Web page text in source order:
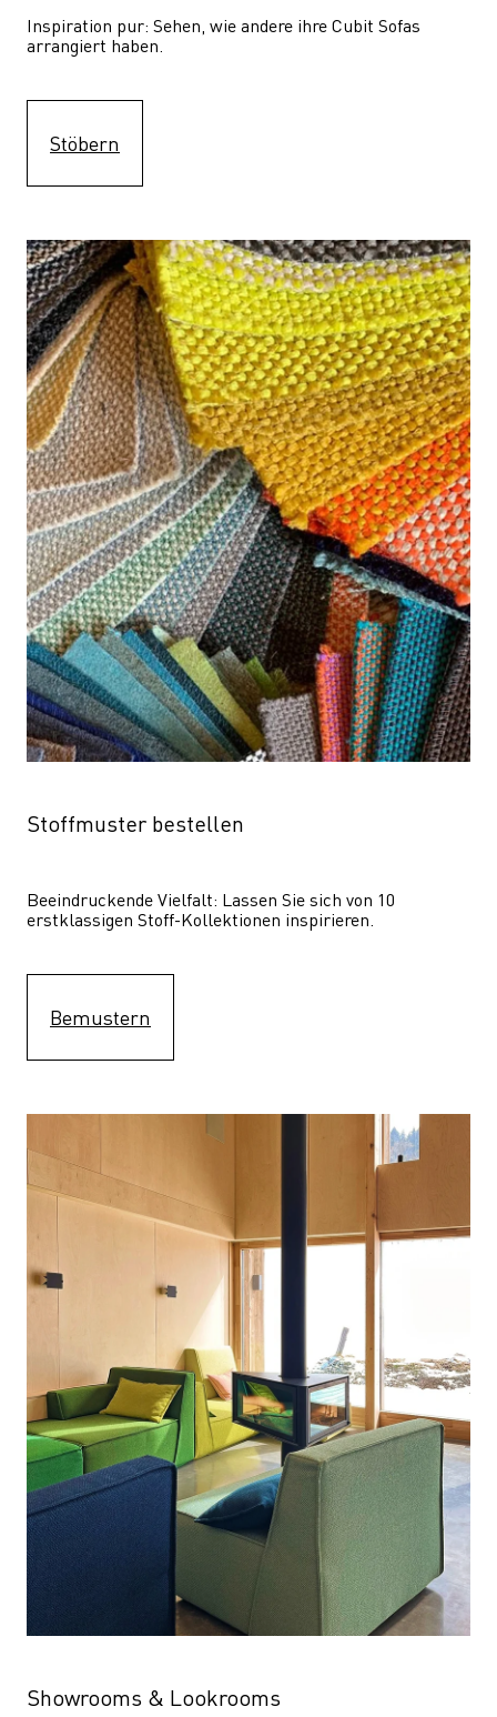
Inspiration pur: Sehen, wie andere ihre Cubit Sofas
arrangiert haben.
Stöbern
Stoffmuster bestellen
Beeindruckende Vielfalt: Lassen Sie sich von 10
erstklassigen Stoff-Kollektionen inspirieren.
Bemustern
Showrooms & Lookrooms